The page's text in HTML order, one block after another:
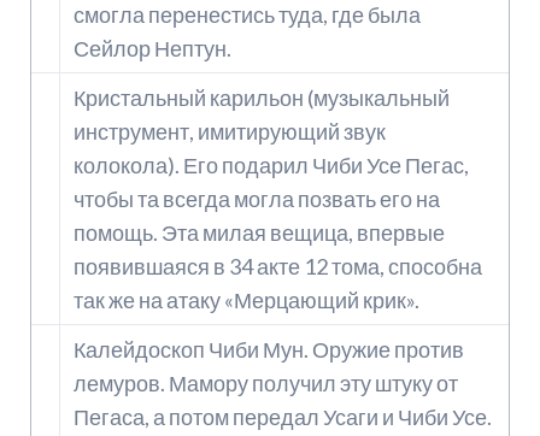
смогла перенестись туда, где была
Сейлор Нептун.
Кристальный карильон (музыкальный
инструмент, имитирующий звук
колокола). Его подарил Чиби Усе Пегас,
чтобы та всегда могла позвать его на
помощь. Эта милая вещица, впервые
появившаяся в 34 акте 12 тома, способна
так же на атаку «Мерцающий крик».
Калейдоскоп Чиби Мун. Оружие против
лемуров. Мамору получил эту штуку от
Пегаса, а потом передал Усаги и Чиби Усе.